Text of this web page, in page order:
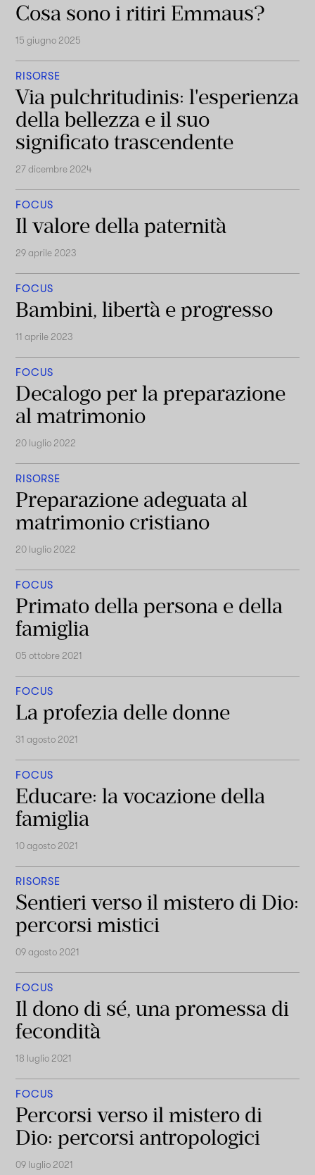
Cosa sono i ritiri Emmaus?
15 giugno 2025
RISORSE
Via pulchritudinis: l'esperienza
della bellezza e il suo
significato trascendente
27 dicembre 2024
FOCUS
Il valore della paternità
29 aprile 2023
FOCUS
Bambini, libertà e progresso
11 aprile 2023
FOCUS
Decalogo per la preparazione
al matrimonio
20 luglio 2022
RISORSE
Preparazione adeguata al
matrimonio cristiano
20 luglio 2022
FOCUS
Primato della persona e della
famiglia
05 ottobre 2021
FOCUS
La profezia delle donne
31 agosto 2021
FOCUS
Educare: la vocazione della
famiglia
10 agosto 2021
RISORSE
Sentieri verso il mistero di Dio:
percorsi mistici
09 agosto 2021
FOCUS
Il dono di sé, una promessa di
fecondità
18 luglio 2021
FOCUS
Percorsi verso il mistero di
Dio: percorsi antropologici
09 luglio 2021